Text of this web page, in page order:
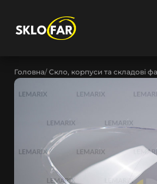
Головна Скло, корпуси та складові